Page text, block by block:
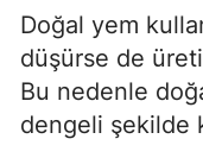
Doğal yem
düşürse de
Bu nedenle
dengeli şekilde